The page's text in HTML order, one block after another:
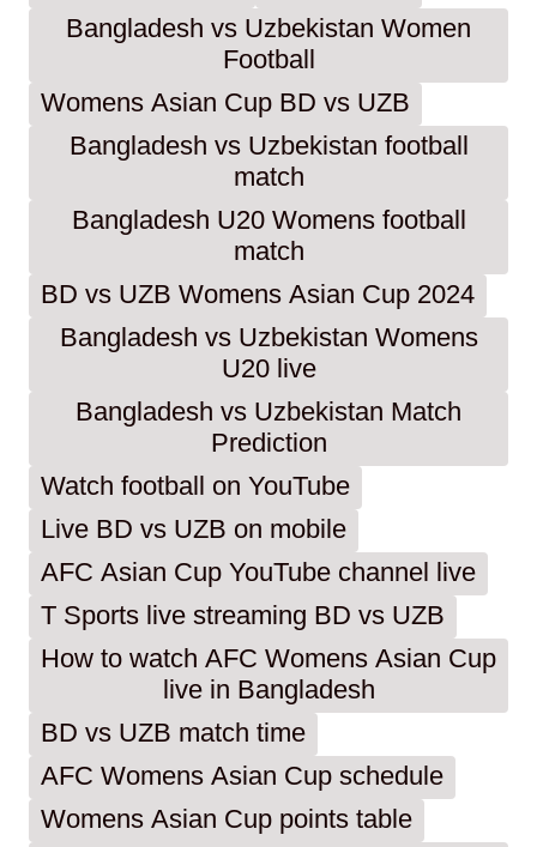
Bangladesh vs Uzbekistan Women
Football
Womens Asian Cup BD vs UZB
Bangladesh vs Uzbekistan football
match
Bangladesh U20 Womens football
match
BD vs UZB Womens Asian Cup 2024
Bangladesh vs Uzbekistan Womens
U20 live
Bangladesh vs Uzbekistan Match
Prediction
Watch football on YouTube
Live BD vs UZB on mobile
AFC Asian Cup YouTube channel live
T Sports live streaming BD vs UZB
How to watch AFC Womens Asian Cup
live in Bangladesh
BD vs UZB match time
AFC Womens Asian Cup schedule
Womens Asian Cup points table